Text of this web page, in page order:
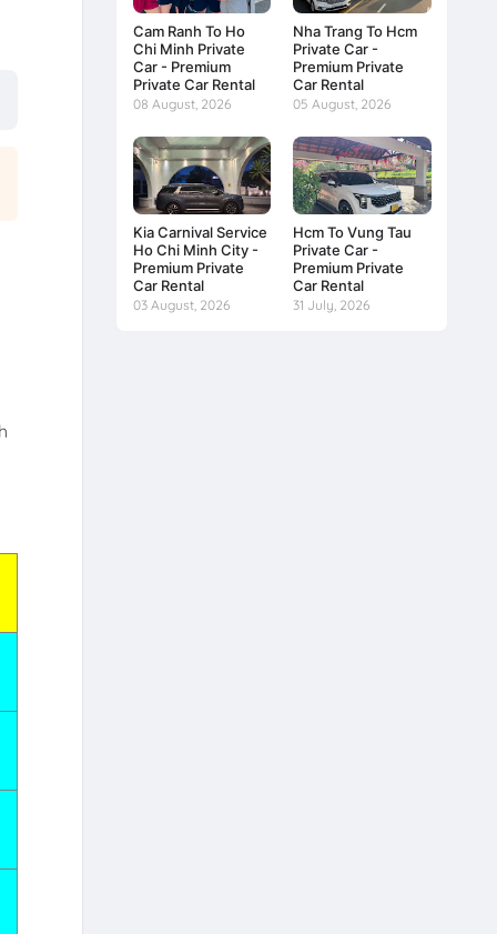
Cam Ranh To Ho
Chi Minh Private
Car - Premium
Private Car Rental
08 August, 2026
Nha Trang To Hcm
Private Car -
Premium Private
Car Rental
05 August, 2026
Kia Carnival Service
Ho Chi Minh City -
Premium Private
Car Rental
03 August, 2026
Hcm To Vung Tau
Private Car -
Premium Private
Car Rental
31 July, 2026